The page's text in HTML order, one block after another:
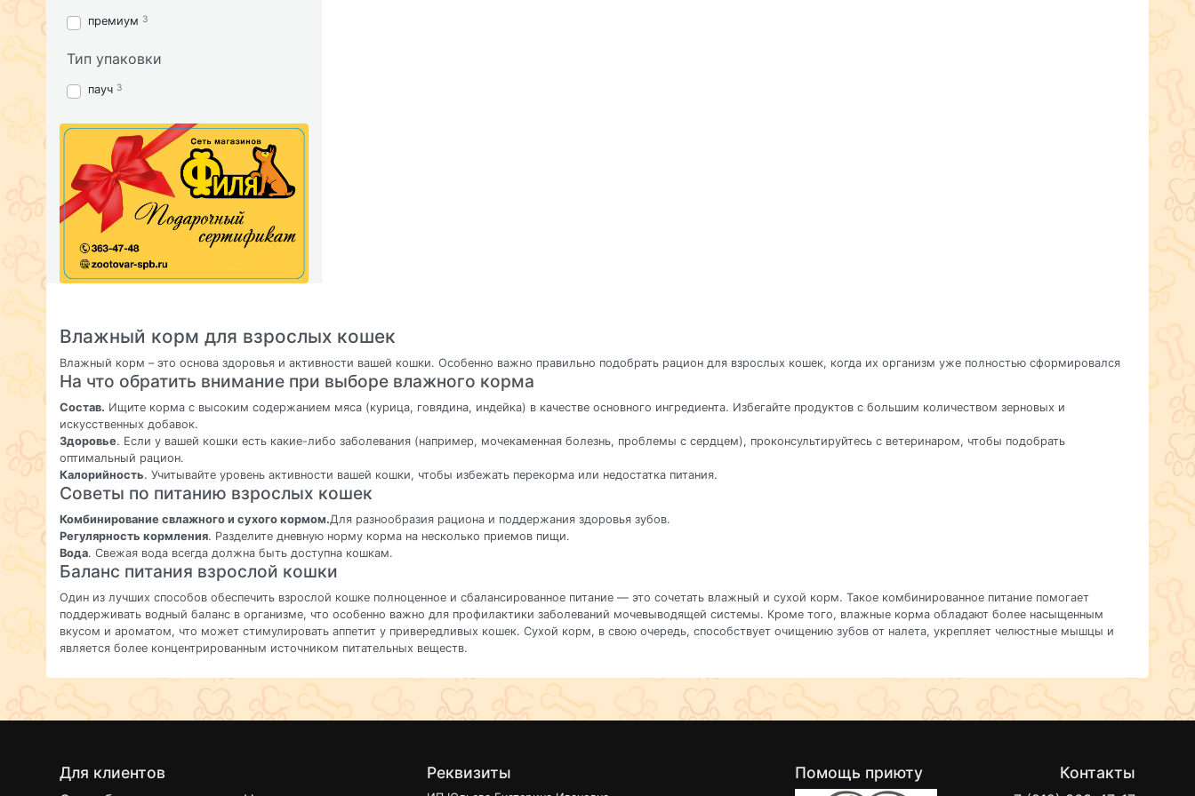
премиум 3
Тип упаковки
пауч 3
Влажный корм для взрослых кошек
Влажный корм – это основа здоровья и активности вашей кошки. Особенно важно правильно подобрать рацион для взрослых кошек, когда их организм уже полностью сформировался
На что обратить внимание при выборе влажного корма
Состав. Ищите корма с высоким содержанием мяса (курица, говядина, индейка) в качестве основного ингредиента. Избегайте продуктов с большим количеством зерновых и
искусственных добавок.
Здоровье. Если у вашей кошки есть какие-либо заболевания (например, мочекаменная болезнь, проблемы с сердцем), проконсультируйтесь с ветеринаром, чтобы подобрать
оптимальный рацион.
Калорийность. Учитывайте уровень активности вашей кошки, чтобы избежать перекорма или недостатка питания.
Советы по питанию взрослых кошек
Комбинирование свлажного и сухого кормом.Для разнообразия рациона и поддержания здоровья зубов.
Регулярность кормления. Разделите дневную норму корма на несколько приемов пищи.
Вода. Свежая вода всегда должна быть доступна кошкам.
Баланс питания взрослой кошки
Один из лучших способов обеспечить взрослой кошке полноценное и сбалансированное питание — это сочетать влажный и сухой корм. Такое комбинированное питание помогает
поддерживать водный баланс в организме, что особенно важно для профилактики заболеваний мочевыводящей системы. Кроме того, влажные корма обладают более насыщенным
вкусом и ароматом, что может стимулировать аппетит у привередливых кошек. Сухой корм, в свою очередь, способствует очищению зубов от налета, укрепляет челюстные мышцы и
является более концентрированным источником питательных веществ.
Для клиентов Реквизиты Помощь приюту Контакты